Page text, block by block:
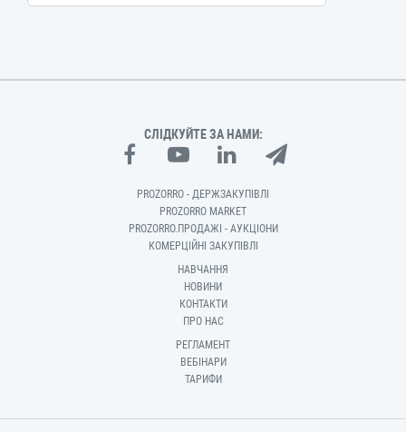
СЛІДКУЙТЕ ЗА НАМИ:
PROZORRO - ДЕРЖЗАКУПІВЛІ
PROZORRO MARKET
PROZORRO.ПРОДАЖІ - АУКЦІОНИ
КОМЕРЦІЙНІ ЗАКУПІВЛІ
НАВЧАННЯ
НОВИНИ
КОНТАКТИ
ПРО НАС
РЕГЛАМЕНТ
ВЕБІНАРИ
ТАРИФИ